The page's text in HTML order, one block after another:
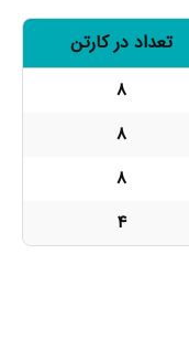
تعداد در کارتن
۸
۸
۸
۴